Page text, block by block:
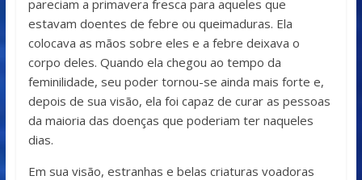
pareciam a primavera fresca para aqueles que
estavam doentes de febre ou queimaduras. Ela
colocava as mãos sobre eles e a febre deixava o
corpo deles. Quando ela chegou ao tempo da
feminilidade, seu poder tornou-se ainda mais forte e,
depois de sua visão, ela foi capaz de curar as pessoas
da maioria das doenças que poderiam ter naqueles
dias.
Em sua visão, estranhas e belas criaturas voadoras